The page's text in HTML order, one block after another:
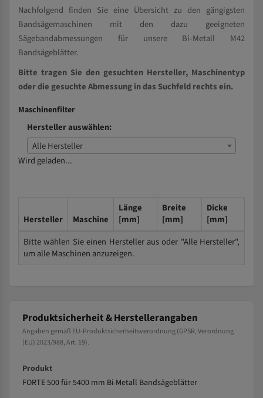
Nachfolgend finden Sie eine Übersicht zu den gängigsten
Bandsägemaschinen mit den dazu geeigneten
Sägebandabmessungen für unsere Bi-Metall M42
Bandsägeblätter.
Bitte tragen Sie den gesuchten Hersteller, Maschinentyp
oder die gesuchte Abmessung in das Suchfeld rechts ein.
Maschinenfilter
Hersteller auswählen:
Alle Hersteller
Wird geladen...
Hersteller Maschine
Länge
[mm]
Breite
[mm]
Dicke
[mm]
Bitte wählen Sie einen Hersteller aus oder "Alle Hersteller",
um alle Maschinen anzuzeigen.
Produktsicherheit & Herstellerangaben
Angaben gemäß EU-Produktsicherheitsverordnung (GPSR, Verordnung
(EU) 2023/988, Art. 19).
Produkt
FORTE 500 für 5400 mm Bi-Metall Bandsägeblätter